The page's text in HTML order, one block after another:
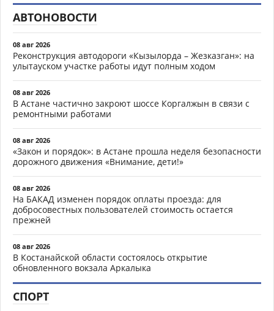
АВТОНОВОСТИ
08 авг 2026
Реконструкция автодороги «Кызылорда – Жезказган»: на
улытауском участке работы идут полным ходом
08 авг 2026
В Астане частично закроют шоссе Коргалжын в связи с
ремонтными работами
08 авг 2026
«Закон и порядок»: в Астане прошла неделя безопасности
дорожного движения «Внимание, дети!»
08 авг 2026
На БАКАД изменен порядок оплаты проезда: для
добросовестных пользователей стоимость остается
прежней
08 авг 2026
В Костанайской области состоялось открытие
обновленного вокзала Аркалыка
СПОРТ